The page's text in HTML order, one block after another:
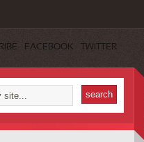
FACEBOOK TWITTER